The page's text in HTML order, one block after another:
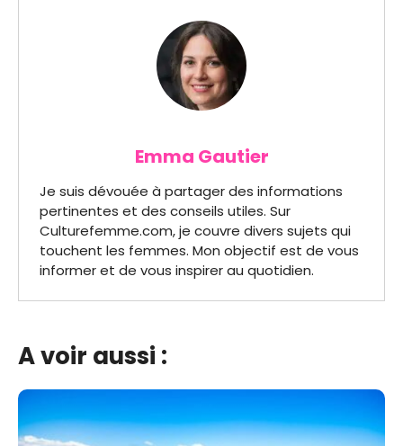
Emma Gautier
Je suis dévouée à partager des informations
pertinentes et des conseils utiles. Sur
Culturefemme.com, je couvre divers sujets qui
touchent les femmes. Mon objectif est de vous
informer et de vous inspirer au quotidien.
A voir aussi :